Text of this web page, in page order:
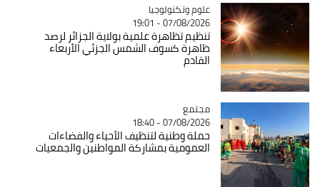
Catégorie
علوم وتكنولوجيا
07/08/2026 - 19:01
تنظيم تظاهرة علمية بولاية الجزائر لرصد
ظاهرة كسوف الشمس الجزئي الأربعاء
القادم
Catégorie
مجتمع
07/08/2026 - 18:40
حملة وطنية لتنظيف الأحياء والفضاءات
العمومية بمشاركة المواطنين والجمعيات